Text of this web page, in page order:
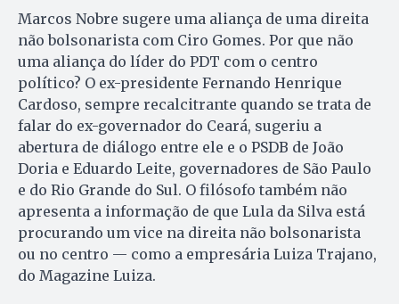
Marcos Nobre sugere uma aliança de uma direita
não bolsonarista com Ciro Gomes. Por que não
uma aliança do líder do PDT com o centro
político? O ex-presidente Fernando Henrique
Cardoso, sempre recalcitrante quando se trata de
falar do ex-governador do Ceará, sugeriu a
abertura de diálogo entre ele e o PSDB de João
Doria e Eduardo Leite, governadores de São Paulo
e do Rio Grande do Sul. O filósofo também não
apresenta a informação de que Lula da Silva está
procurando um vice na direita não bolsonarista
ou no centro — como a empresária Luiza Trajano,
do Magazine Luiza.